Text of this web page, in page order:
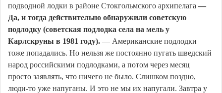
подводной лодки в районе Стокгольмского архипелага —
Да, и тогда действительно обнаружили советскую
подлодку (советская подлодка села на мель у
Карлскруны в 1981 году). — Американские подлодки
тоже попадались. Но нельзя же постоянно пугать шведский
народ российскими подлодками, а потом через месяц
просто заявлять, что ничего не было. Слишком поздно,
люди-то уже напуганы. И это не мы их напугали. Завтра у